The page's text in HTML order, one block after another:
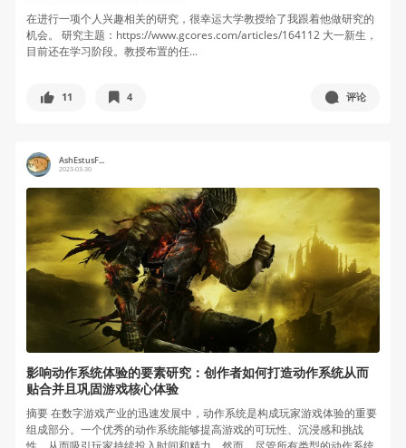
在进行一项个人兴趣相关的研究，很幸运大学教授给了我跟着他做研究的
机会。 研究主题：https://www.gcores.com/articles/164112 大一新生，
目前还在学习阶段。教授布置的任...
11 4 评论
AshEstusF...
2023-03-30
影响动作系统体验的要素研究：创作者如何打造动作系统从而
贴合并且巩固游戏核心体验
摘要 在数字游戏产业的迅速发展中，动作系统是构成玩家游戏体验的重要
组成部分。一个优秀的动作系统能够提高游戏的可玩性、沉浸感和挑战